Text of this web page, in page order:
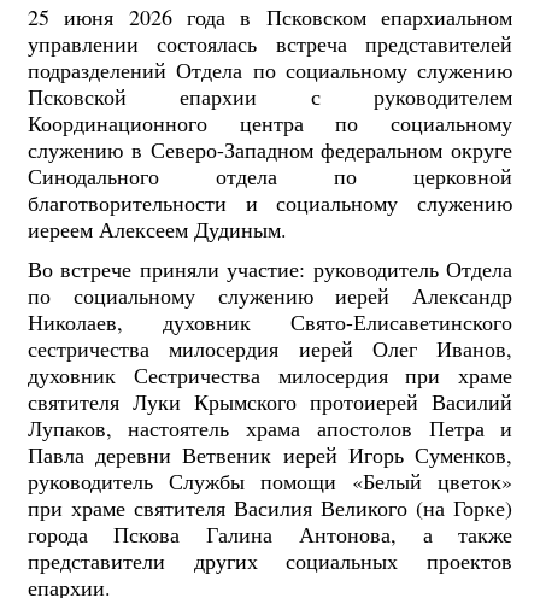
25 июня 2026 года в Псковском епархиальном
управлении состоялась встреча представителей
подразделений Отдела по социальному служению
Псковской епархии с руководителем
Координационного центра по социальному
служению в Северо-Западном федеральном округе
Синодального отдела по церковной
благотворительности и социальному служению
иереем Алексеем Дудиным.
Во встрече приняли участие: руководитель Отдела
по социальному служению иерей Александр
Николаев, духовник Свято-Елисаветинского
сестричества милосердия иерей Олег Иванов,
духовник Сестричества милосердия при храме
святителя Луки Крымского протоиерей Василий
Лупаков, настоятель храма апостолов Петра и
Павла деревни Ветвеник иерей Игорь Суменков,
руководитель Службы помощи «Белый цветок»
при храме святителя Василия Великого (на Горке)
города Пскова Галина Антонова, а также
представители других социальных проектов
епархии.